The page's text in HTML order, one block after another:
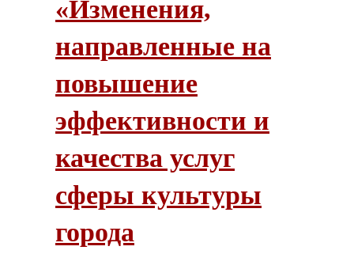
«Изменения,
направленные на
повышение
эффективности и
качества услуг
сферы культуры
города